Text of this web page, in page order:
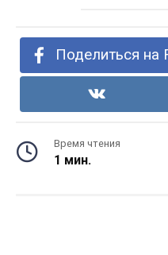
Поделиться на
Время чтения
1 мин.